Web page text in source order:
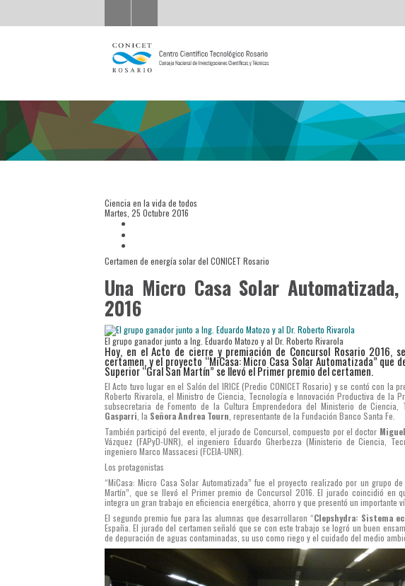
Ciencia en la vida de todos
Martes, 25 Octubre 2016
Certamen de energía solar del CONICET Rosario
Una Micro Casa Solar
2016
El grupo ganador junto a Ing. Eduardo Matozo y al Dr. Roberto Rivarola
Hoy, en el Acto de cierre y premiación de Concursol Rosario 2016,
certamen, y el proyecto “MiCasa: Micro Casa Solar Automatizada”
Superior “Gral San Martín” se llevó el Primer premio del certamen.
El Acto tuvo lugar en el Salón del IRICE (Predio CONICET Rosario) y se contó con la
Roberto Rivarola, el Ministro de Ciencia, Tecnología e Innovación Productiva de la
subsecretaria de Fomento de la Cultura Emprendedora del Ministerio de Ciencia,
Gasparri , la Señora Andrea Tourn , representante de la Fundación Banco Santa Fe.
También participó del evento, el jurado de Concursol, compuesto por el doctor
Vázquez (FAPyD-UNR), el ingeniero Eduardo Gherbezza (Ministerio de Ciencia,
ingeniero Marco Massacesi (FCEIA-UNR).
Los protagonistas
“MiCasa: Micro Casa Solar Automatizada” fue el proyecto realizado por un grupo
Martín”, que se llevó el Primer premio de Concursol 2016. El jurado coincidió en
integra un gran trabajo en eficiencia energética, ahorro y que presentó un importante
El segundo premio fue para las alumnas que desarrollaron “Clepshydra: Sistema
España. El jurado del certamen señaló que se con este trabajo se logró un buen
de depuración de aguas contaminadas, su uso como riego y el cuidado del medio